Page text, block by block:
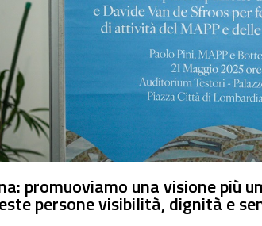
promuoviamo una visione più
persone visibilità, dignità e